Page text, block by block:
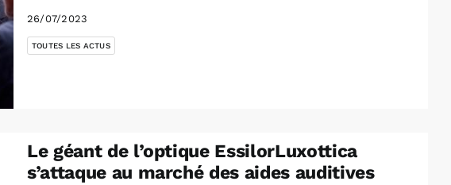
26/07/2023
TOUTES LES ACTUS
Le géant de l’optique EssilorLuxottica
s’attaque au marché des aides auditives